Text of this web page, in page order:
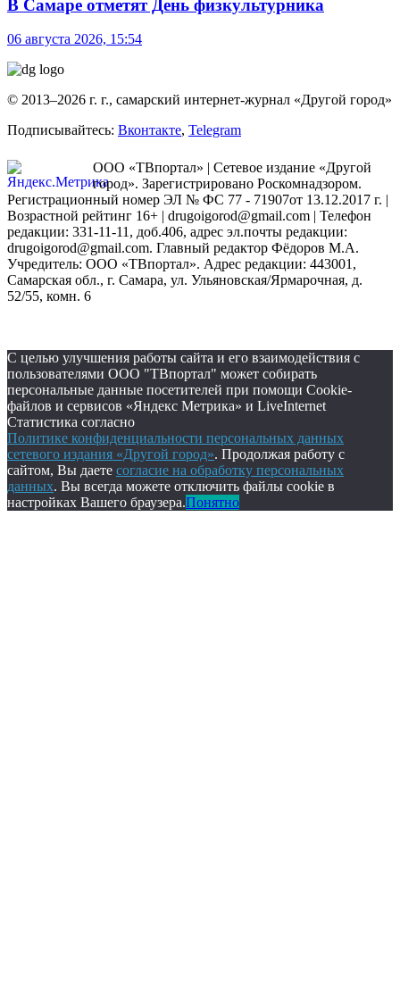
В Самаре отметят День физкультурника
06 августа 2026, 15:54
© 2013–2026 г. г., самарский интернет-журнал «Другой город»
Подписывайтесь: Вконтакте, Telegram
ООО «ТВпортал» | Сетевое издание «Другой
город». Зарегистрировано Роскомнадзором.
Регистрационный номер ЭЛ № ФС 77 - 71907от 13.12.2017 г. |
Возрастной рейтинг 16+ | drugoigorod@gmail.com | Телефон
редакции: 331-11-11, доб.406, адрес эл.почты редакции:
drugoigorod@gmail.com. Главный редактор Фёдоров М.А.
Учредитель: ООО «ТВпортал». Адрес редакции: 443001,
Самарская обл., г. Самара, ул. Ульяновская/Ярмарочная, д.
52/55, комн. 6
С целью улучшения работы сайта и его взаимодействия с
пользователями ООО "ТВпортал" может собирать
персональные данные посетителей при помощи Cookie-
файлов и сервисов «Яндекс Метрика» и LiveInternet
Статистика согласно
Политике конфиденциальности персональных данных
сетевого издания «Другой город». Продолжая работу с
сайтом, Вы даете согласие на обработку персональных
данных. Вы всегда можете отключить файлы cookie в
настройках Вашего браузера.Понятно